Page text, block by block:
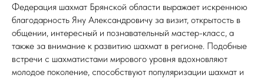
Федерация шахмат Брянской области выражает искреннюю
благодарность Яну Александровичу за визит, открытость в
общении, интересный и познавательный мастер-класс, а
также за внимание к развитию шахмат в регионе. Подобные
встречи с шахматистами мирового уровня вдохновляют
молодое поколение, способствуют популяризации шахмат и